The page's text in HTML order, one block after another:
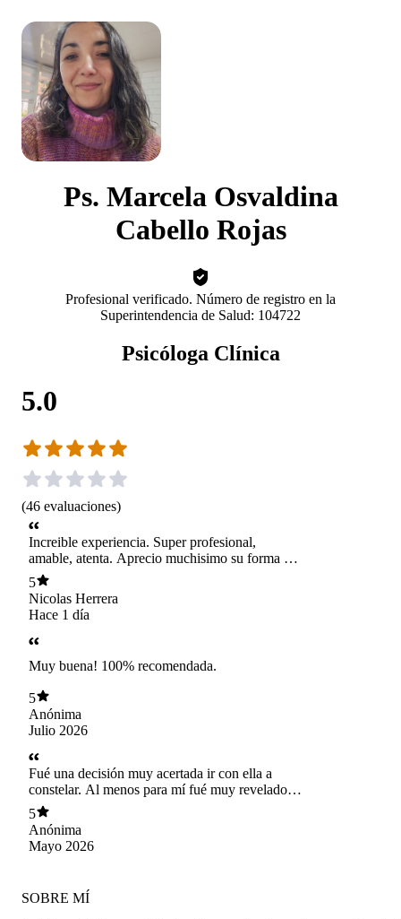
Ps. Marcela Osvaldina
Cabello Rojas
Profesional verificado. Número de registro en la
Superintendencia de Salud: 104722
Psicóloga Clínica
5.0
(46 evaluaciones)
Increible experiencia. Super profesional,
amable, atenta. Aprecio muchisimo su forma de
abordar la psicologia, super refrescante y me ha
ayudado muchisimo por años
5
Nicolas Herrera
Hace 1 día
Muy buena! 100% recomendada.
5
Anónima
Julio 2026
Fué una decisión muy acertada ir con ella a
constelar. Al menos para mí fué muy reveladora
y me hizo ver cosas fuertes, siento que tuve la
contención adecuada para el momento.
5
Anónima
Mayo 2026
SOBRE MÍ